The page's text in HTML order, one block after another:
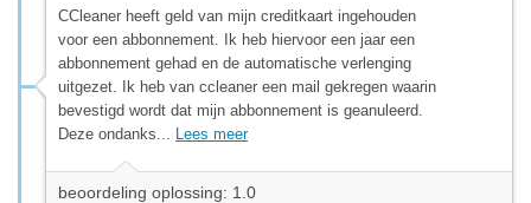
CCleaner heeft geld van mijn creditkaart ingehouden
voor een abbonnement. Ik heb hiervoor een jaar een
abbonnement gehad en de automatische verlenging
uitgezet. Ik heb van ccleaner een mail gekregen waarin
bevestigd wordt dat mijn abbonnement is geanuleerd.
Deze ondanks... Lees meer
beoordeling oplossing: 1.0